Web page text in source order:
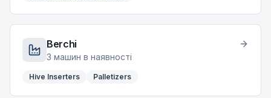
Berchi
3 машин в наявності
Hive Inserters Palletizers